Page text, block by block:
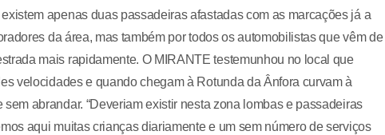
apenas duas passadeiras afastadas com as marcações já a
da área, mas também por todos os automobilistas que vêm de
mais rapidamente. O MIRANTE testemunhou no local que
velocidades e quando chegam à Rotunda da Ânfora curvam à
abrandar. “Deveriam existir nesta zona lombas e passadeiras
aqui muitas crianças diariamente e um sem número de serviços